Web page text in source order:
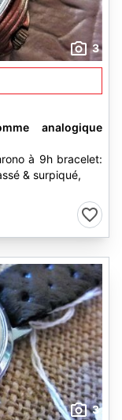
3
analogique
à 9h bracelet:
& surpiqué,
3